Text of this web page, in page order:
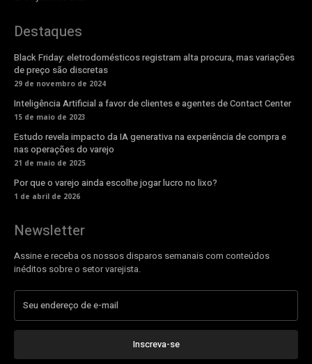
Destaques
Black Friday: eletrodomésticos registram alta procura, mas variações
de preço são discretas
29 de novembro de 2024
Inteligência Artificial a favor de clientes e agentes de Contact Center
15 de maio de 2023
Estudo revela impacto da IA generativa na experiência de compra e
nas operações do varejo
21 de maio de 2025
Por que o varejo ainda escolhe jogar lucro no lixo?
1 de abril de 2026
Newsletter
Assine e receba os nossos disparos semanais com conteúdos
inéditos sobre o setor varejista.
Inscreva-se